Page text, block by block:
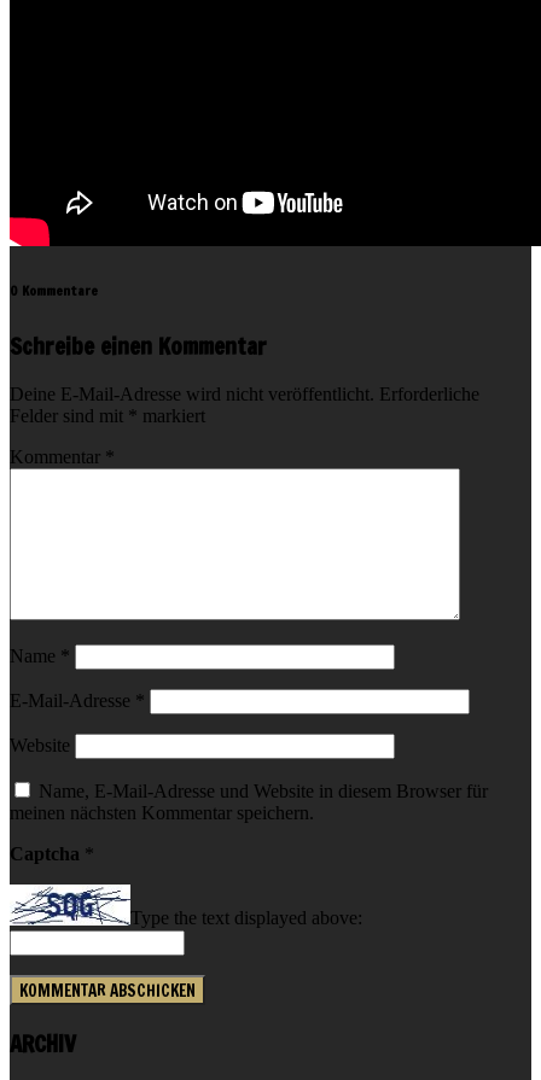
0 Kommentare
Schreibe einen Kommentar
Deine E-Mail-Adresse wird nicht veröffentlicht. Erforderliche
Felder sind mit * markiert
Kommentar *
Name *
E-Mail-Adresse *
Website
Name, E-Mail-Adresse und Website in diesem Browser für
meinen nächsten Kommentar speichern.
Captcha *
Type the text displayed above:
ARCHIV